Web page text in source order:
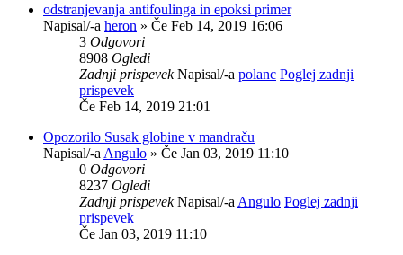
odstranjevanja antifoulinga in epoksi primer
Napisal/-a heron » Če Feb 14, 2019 16:06
3 Odgovori
8908 Ogledi
Zadnji prispevekNapisal/-a polanc Poglej zadnji
prispevek
Če Feb 14, 2019 21:01
Opozorilo Susak globine v mandraču
Napisal/-a Angulo » Če Jan 03, 2019 11:10
0 Odgovori
8237 Ogledi
Zadnji prispevekNapisal/-a Angulo Poglej zadnji
prispevek
Če Jan 03, 2019 11:10